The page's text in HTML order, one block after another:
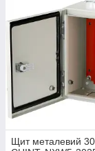
Щит металевий